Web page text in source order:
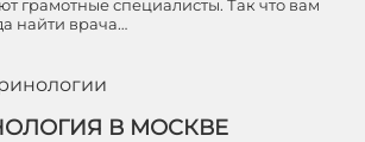
грамотные специалисты. Так что вам
найти врача…
В МОСКВЕ